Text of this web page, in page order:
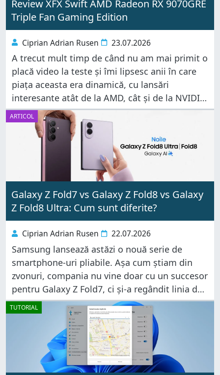
Review XFX Swift AMD Radeon RX 9070GRE
Triple Fan Gaming Edition
Ciprian Adrian Rusen 23.07.2026
A trecut mult timp de când nu am mai primit o
placă video la teste și îmi lipsesc anii în care
piața aceasta era dinamică, cu lansări
interesante atât de la AMD, cât și de la NVIDIA.
Perioada respectivă s-a
ARTICOL
Galaxy Z Fold7 vs Galaxy Z Fold8 vs Galaxy
Z Fold8 Ultra: Cum sunt diferite?
Ciprian Adrian Rusen 22.07.2026
Samsung lansează astăzi o nouă serie de
smartphone-uri pliabile. Așa cum știam din
zvonuri, compania nu vine doar cu un succesor
pentru Galaxy Z Fold7, ci și-a regândit linia de
telefoane pliabile. Drept urmare, pe lângă
modelul Galaxy Z Flip8,
TUTORIAL